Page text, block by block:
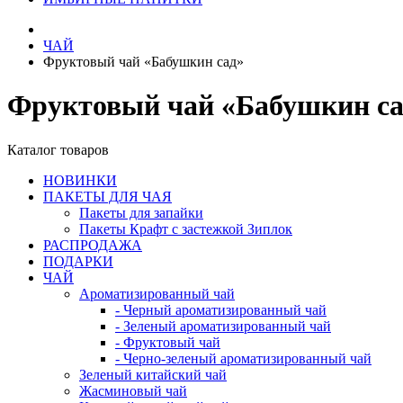
ЧАЙ
Фруктовый чай «Бабушкин сад»
Фруктовый чай «Бабушкин
Каталог товаров
НОВИНКИ
ПАКЕТЫ ДЛЯ ЧАЯ
Пакеты для запайки
Пакеты Крафт с застежкой Зиплок
РАСПРОДАЖА
ПОДАРКИ
ЧАЙ
Ароматизированный чай
- Черный ароматизированный чай
- Зеленый ароматизированный чай
- Фруктовый чай
- Черно-зеленый ароматизированный чай
Зеленый китайский чай
Жасминовый чай